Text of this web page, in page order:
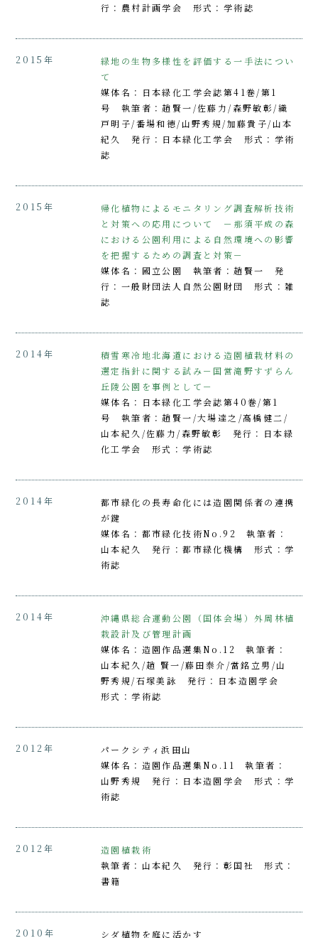
行：農村計画学会 形式：学術誌
2015年
緑地の生物多様性を評価する一手法につい
て
媒体名：日本緑化工学会誌第41巻/第1
号 執筆者：趙賢一/佐藤力/森野敏彰/織
戸明子/番場和徳/山野秀規/加藤貴子/山本
紀久 発行：日本緑化工学会 形式：学術
誌
2015年
帰化植物によるモニタリング調査解析技術
と対策への応用について －那須平成の森
における公園利用による自然環境への影響
を把握するための調査と対策－
媒体名：國立公園 執筆者：趙賢一 発
行：一般財団法人自然公園財団 形式：雑
誌
2014年
積雪寒冷地北海道における造園植栽材料の
選定指針に関する試み－国営滝野すずらん
丘陵公園を事例として－
媒体名：日本緑化工学会誌第40巻/第1
号 執筆者：趙賢一/大場達之/高橋健二/
山本紀久/佐藤力/森野敏彰 発行：日本緑
化工学会 形式：学術誌
2014年
都市緑化の長寿命化には造園関係者の連携
が鍵
媒体名：都市緑化技術No.92 執筆者：
山本紀久 発行：都市緑化機構 形式：学
術誌
2014年
沖縄県総合運動公園（国体会場）外周林植
栽設計及び管理計画
媒体名：造園作品選集No.12 執筆者：
山本紀久/趙 賢一/藤田泰介/當銘立男/山
野秀規/石塚美詠 発行：日本造園学会
形式：学術誌
2012年
パークシティ浜田山
媒体名：造園作品選集No.11 執筆者：
山野秀規 発行：日本造園学会 形式：学
術誌
2012年
造園植栽術
執筆者：山本紀久 発行：彰国社 形式：
書籍
2010年
シダ植物を庭に活かす